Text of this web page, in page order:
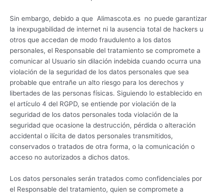
Sin embargo, debido a que Alimascota.es no puede garantizar
la inexpugabilidad de internet ni la ausencia total de hackers u
otros que accedan de modo fraudulento a los datos
personales, el Responsable del tratamiento se compromete a
comunicar al Usuario sin dilación indebida cuando ocurra una
violación de la seguridad de los datos personales que sea
probable que entrañe un alto riesgo para los derechos y
libertades de las personas físicas. Siguiendo lo establecido en
el artículo 4 del RGPD, se entiende por violación de la
seguridad de los datos personales toda violación de la
seguridad que ocasione la destrucción, pérdida o alteración
accidental o ilícita de datos personales transmitidos,
conservados o tratados de otra forma, o la comunicación o
acceso no autorizados a dichos datos.
Los datos personales serán tratados como confidenciales por
el Responsable del tratamiento, quien se compromete a